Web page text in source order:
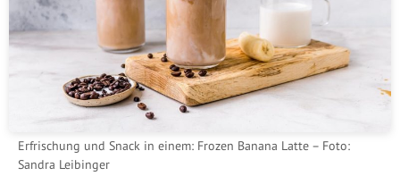
Erfrischung und Snack in einem: Frozen Banana Latte – Foto:
Sandra Leibinger